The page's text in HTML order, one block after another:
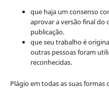
que haja um consenso
aprovar a versão final do
publicação.
que seu trabalho é
outras pessoas foram
reconhecidas.
Plágio em todas as suas